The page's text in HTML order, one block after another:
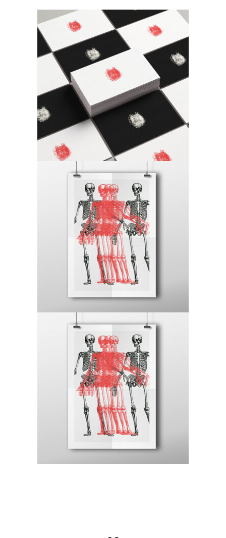
Checkmate
Antique
Canvas
Antique
Canvas
Antique